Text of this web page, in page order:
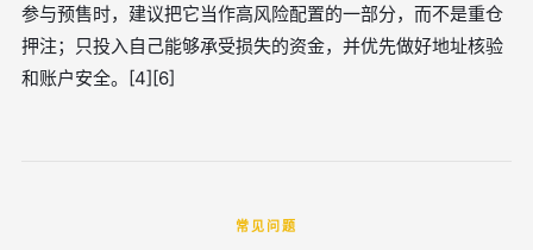
参与预售时，建议把它当作高风险配置的一部分，而不是重仓
押注；只投入自己能够承受损失的资金，并优先做好地址核验
和账户安全。[4][6]
常见问题